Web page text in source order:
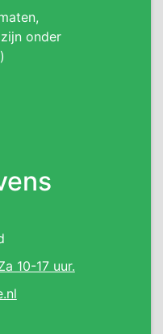
onder
10-17 uur.